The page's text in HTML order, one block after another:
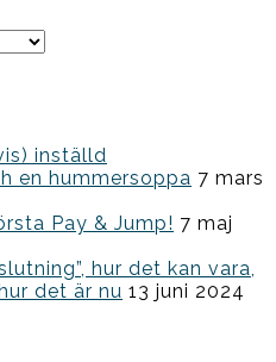
inställd
en hummersoppa 7 mars
Pay & Jump! 7 maj
hur det kan vara,
det är nu 13 juni 2024